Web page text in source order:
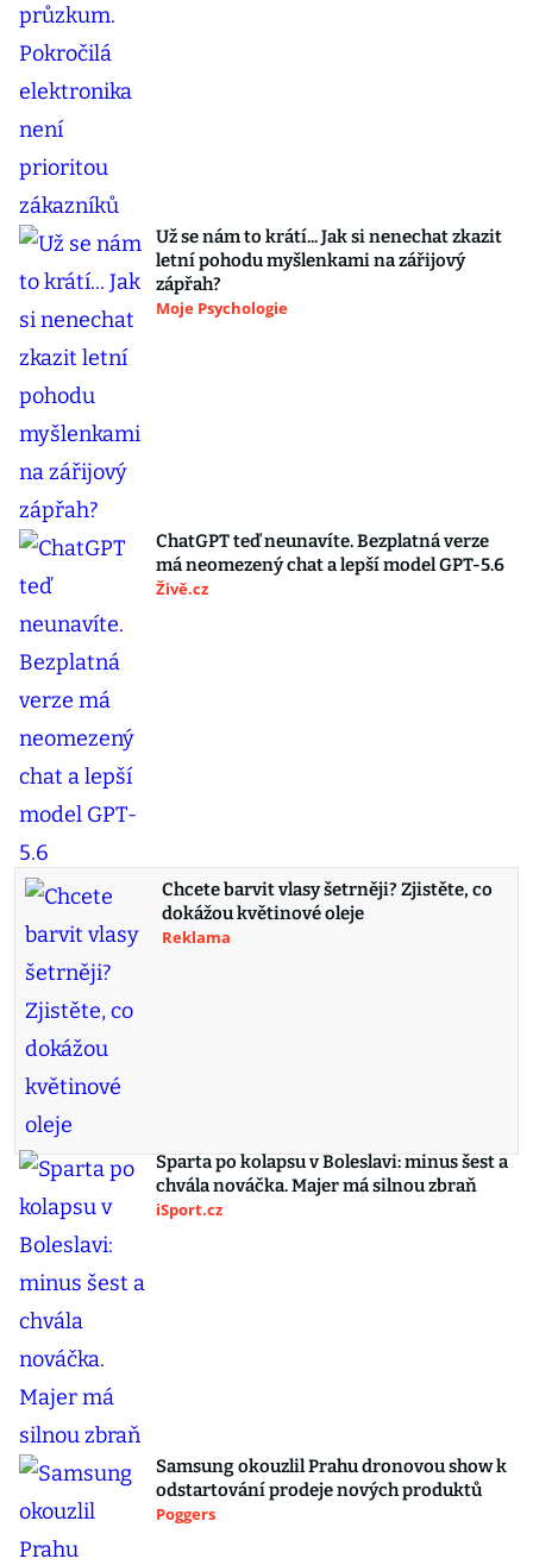
Už se nám to krátí... Jak si nenechat zkazit
letní pohodu myšlenkami na zářijový
zápřah?
Moje Psychologie
ChatGPT teď neunavíte. Bezplatná verze
má neomezený chat a lepší model GPT-5.6
Živě.cz
Chcete barvit vlasy šetrněji? Zjistěte, co
dokážou květinové oleje
Reklama
Sparta po kolapsu v Boleslavi: minus šest a
chvála nováčka. Majer má silnou zbraň
iSport.cz
Samsung okouzlil Prahu dronovou show k
odstartování prodeje nových produktů
Poggers